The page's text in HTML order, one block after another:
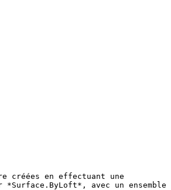
créées en effectuant une
avec un ensemble